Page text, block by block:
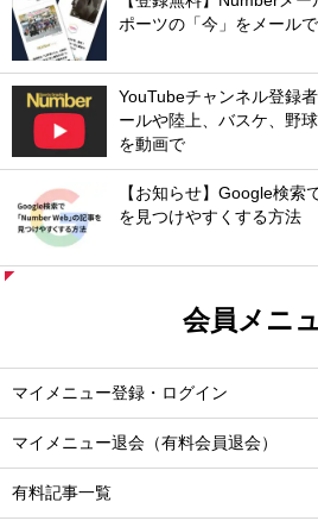
ポーツの「今」をメールで
YouTubeチャンネル登録
ールや陸上、バスケ、野
を動画で
【お知らせ】Google検
を見つけやすくする方法
会員メニ
マイメニュー登録・ログイン
マイメニュー退会（有料会員退会）
有料記事一覧